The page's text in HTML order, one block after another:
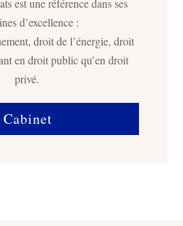
est une référence dans ses
d’excellence :
droit de l’énergie, droit
en droit public qu’en droit
privé.